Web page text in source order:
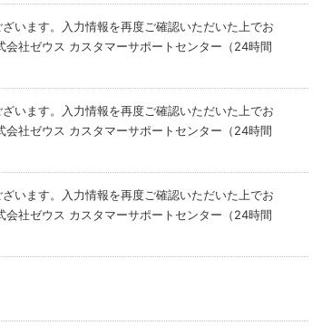
います。入力情報を再度ご確認いただいた上でお
社ゼウス カスタマーサポートセンター（24時間
います。入力情報を再度ご確認いただいた上でお
社ゼウス カスタマーサポートセンター（24時間
います。入力情報を再度ご確認いただいた上でお
社ゼウス カスタマーサポートセンター（24時間